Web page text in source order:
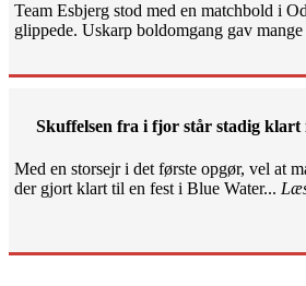
Team Esbjerg stod med en matchbold i
glippede. Uskarp boldomgang gav
Skuffelsen fra i fjor står stadig klart
Med en storsejr i det første opgør, vel at
der gjort klart til en fest i Blue Water...